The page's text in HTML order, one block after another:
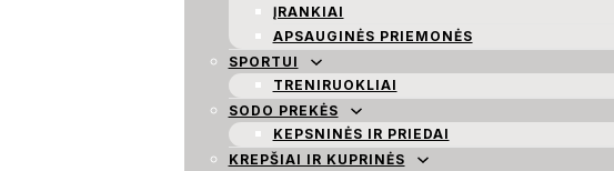
ĮRANKIAI
APSAUGINĖS PRIEMONĖS
SPORTUI
TRENIRUOKLIAI
SODO PREKĖS
KEPSNINĖS IR PRIEDAI
KREPŠIAI IR KUPRINĖS